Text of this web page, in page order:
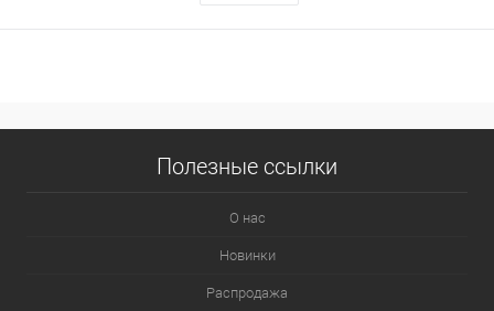
Полезные ссылки
О нас
Новинки
Распродажа